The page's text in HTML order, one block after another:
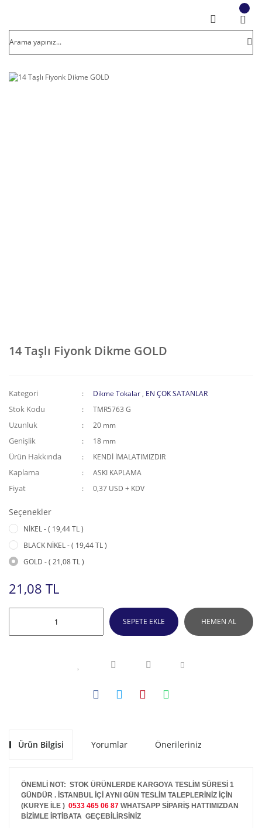
14 Taşlı Fiyonk Dikme GOLD
Kategori Dikme Tokalar , EN ÇOK SATANLAR
Stok Kodu TMR5763 G
Uzunluk 20 mm
Genişlik 18 mm
Ürün Hakkında KENDİ İMALATIMIZDIR
Kaplama ASKI KAPLAMA
Fiyat 0,37 USD + KDV
Seçenekler
NİKEL - ( 19,44 TL )
BLACK NİKEL - ( 19,44 TL )
GOLD - ( 21,08 TL )
21,08 TL
SEPETE EKLE HEMEN AL
Ürün Bilgisi Yorumlar Önerileriniz
ÖNEMLİ NOT: STOK ÜRÜNLERDE KARGOYA TESLİM SÜRESİ 1
GÜNDÜR . İSTANBUL İÇİ AYNI GÜN TESLİM TALEPLERİNİZ İÇİN
(KURYE İLE ) 0533 465 06 87 WHATSAPP SİPARİŞ HATTIMIZDAN
BİZİMLE İRTİBATA GEÇEBİLİRSİNİZ